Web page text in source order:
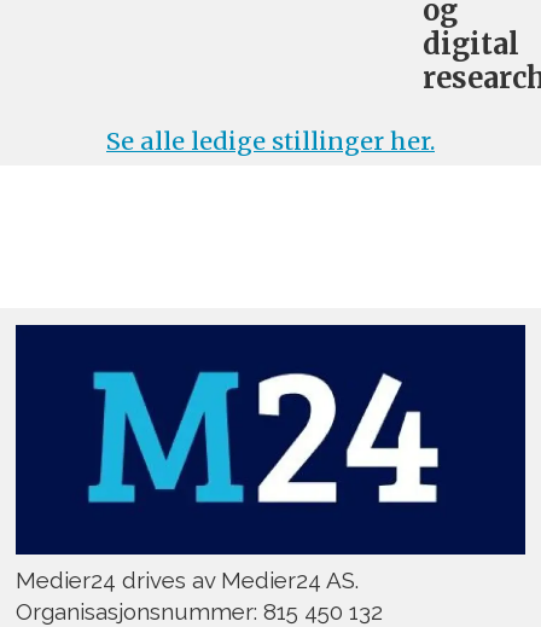
og
digital
Se alle ledige stillinger her.
Medier24 drives av Medier24 AS.
Organisasjonsnummer: 815 450 132